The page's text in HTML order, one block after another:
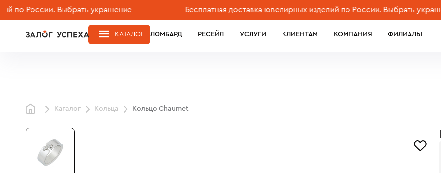
Выбрать украшение Бесплатная доставка ювелирных изделий по России. Выбрать украшение
ЛОМБАРД РЕСЕЙЛ УСЛУГИ КЛИЕНТАМ КОМПАНИЯ ФИЛИАЛЫ
КАТАЛОГ
Каталог Кольца Кольцо Chaumet